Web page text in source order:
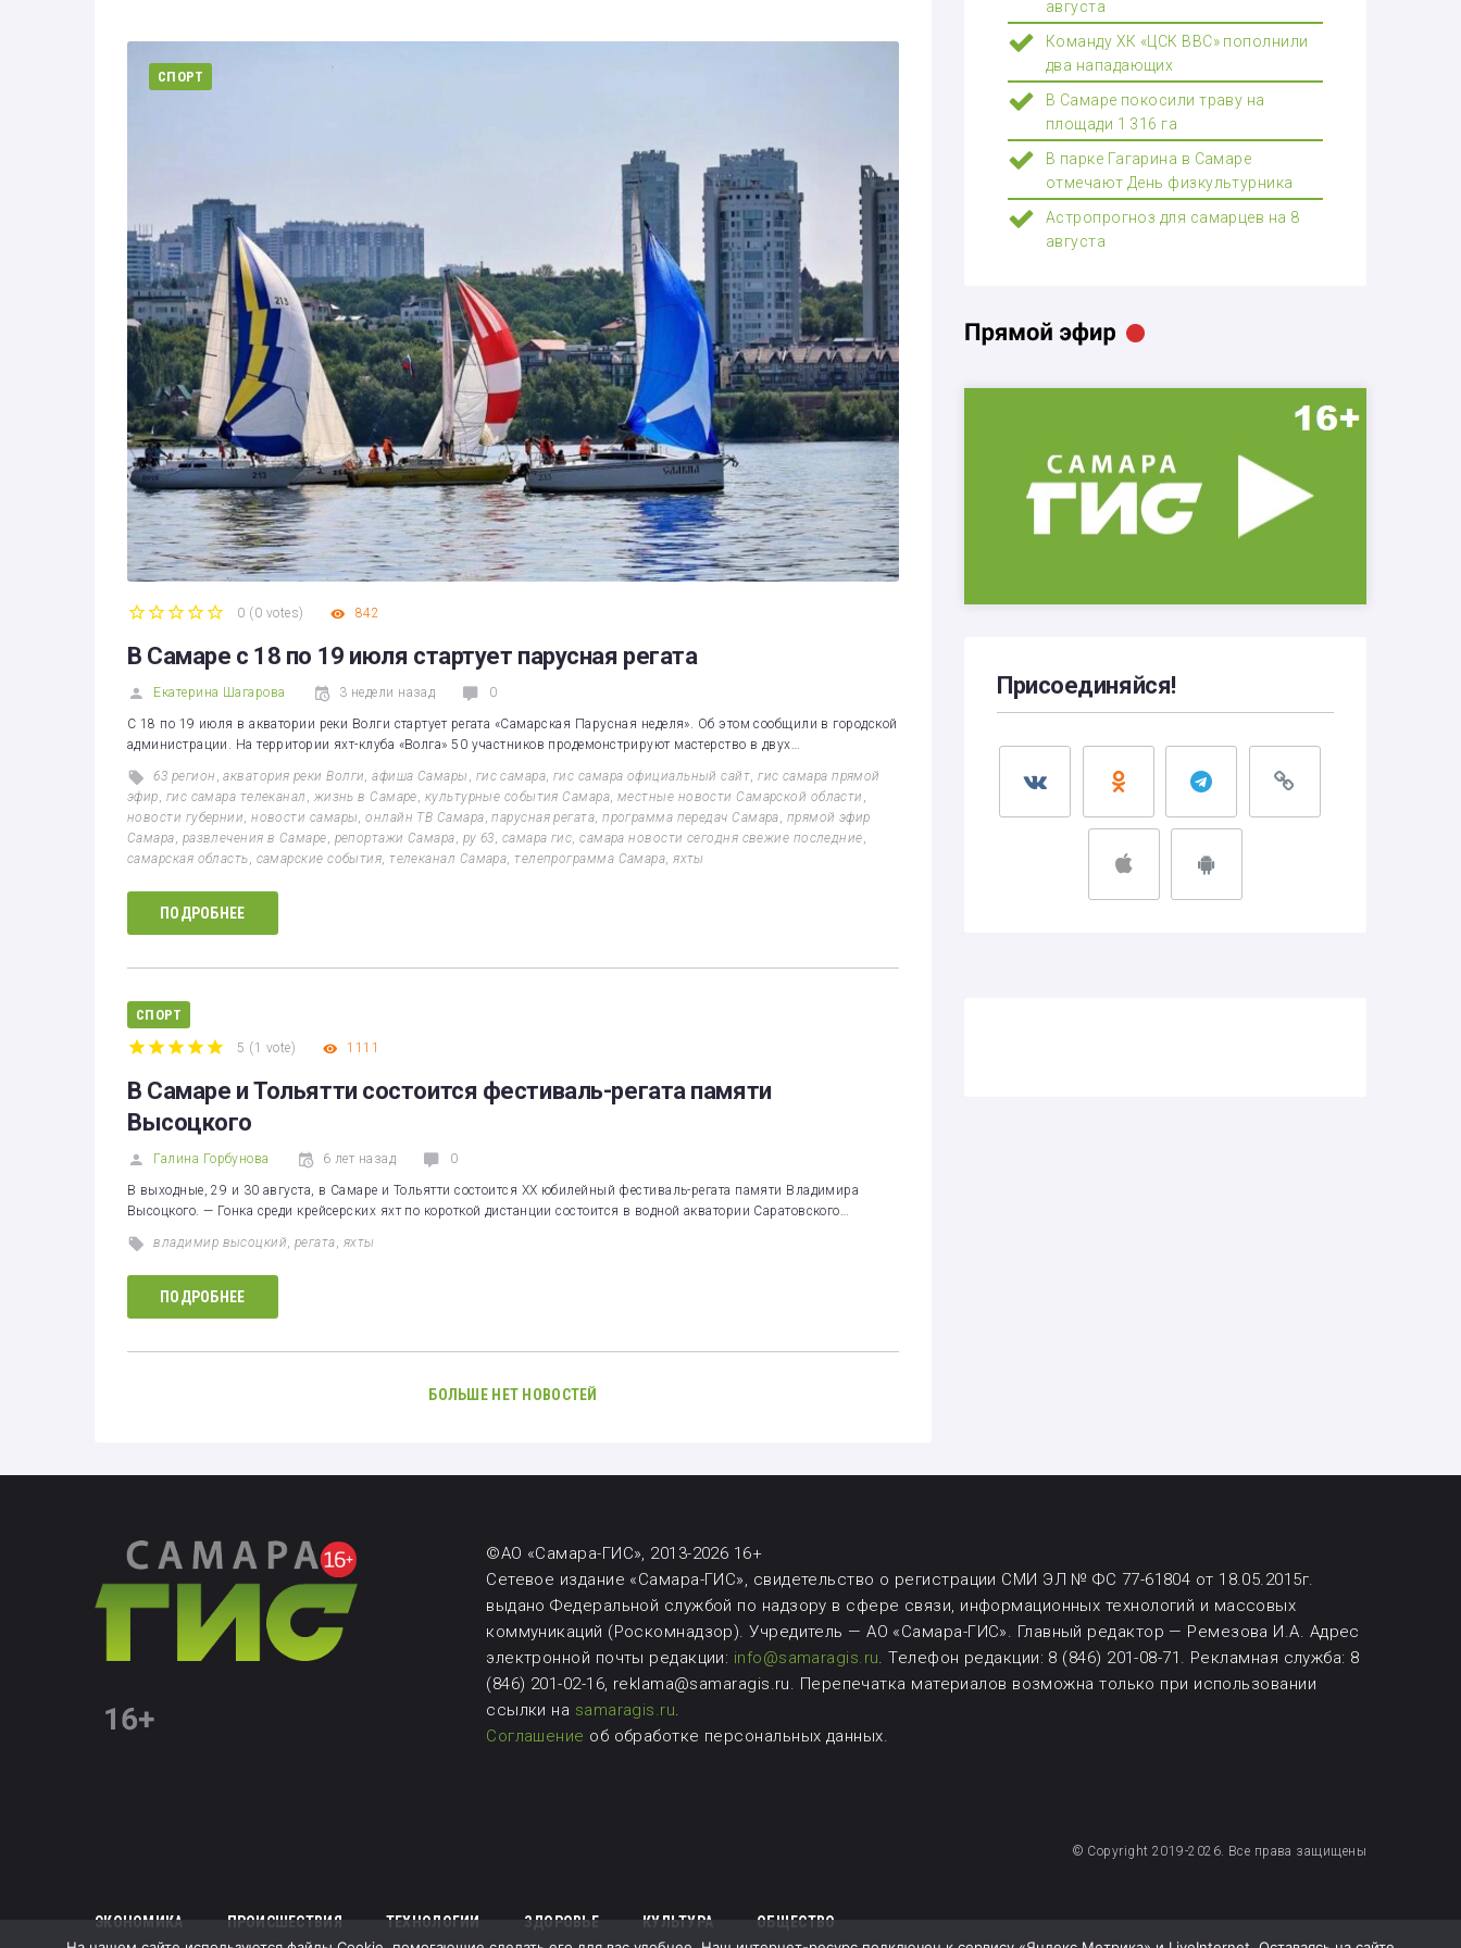
СПОРТ
0 ( 0 votes) 842
В Самаре с 18 по 19 июля стартует парусная регата
Екатерина Шагарова 3 недели назад 0
С 18 по 19 июля в акватории реки Волги стартует регата «Самарская Парусная неделя». Об этом сообщили в городской
администрации. На территории яхт-клуба «Волга» 50 участников продемонстрируют мастерство в двух…
63 регион ,акватория реки Волги,афиша Самары , гис самара,гис самара официальный сайт,гис самара прямой
эфир, гис самара телеканал , жизнь в Самаре, культурные события Самара, местные новости Самарской области ,
новости губернии,новости самары,онлайн ТВ Самара,парусная регата,программа передач Самара, прямой эфир
Самара, развлечения в Самаре, репортажи Самара, ру 63, самара гис,самара новости сегодня свежие последние,
самарская область, самарские события,телеканал Самара,телепрограмма Самара,яхты
ПОДРОБНЕЕ
СПОРТ
5 ( 1 vote) 1111
В Самаре и Тольятти состоится фестиваль-регата памяти
Высоцкого
Галина Горбунова 6 лет назад 0
В выходные, 29 и 30 августа, в Самаре и Тольятти состоится XX юбилейный фестиваль-регата памяти Владимира
Высоцкого. — Гонка среди крейсерских яхт по короткой дистанции состоится в водной акватории Саратовского…
владимир высоцкий,регата, яхты
ПОДРОБНЕЕ
БОЛЬШЕ НЕТ НОВОСТЕЙ
августа
Команду ХК «ЦСК ВВС» пополнили
два нападающих
В Самаре покосили траву на
площади 1 316 га
В парке Гагарина в Самаре
отмечают День физкультурника
Астропрогноз для самарцев на 8
августа
Присоединяйся!
©АО «Самара-ГИС», 2013-2026 16+
Сетевое издание «Самара-ГИС», свидетельство о регистрации СМИ ЭЛ № ФС 77-61804 от 18.05.2015г.
выдано Федеральной службой по надзору в сфере связи, информационных технологий и массовых
коммуникаций (Роскомнадзор). Учредитель — АО «Самара-ГИС». Главный редактор — Ремезова И.А. Адрес
электронной почты редакции: info@samaragis.ru.Телефон редакции: 8 (846) 201-08-71. Рекламная служба: 8
(846) 201-02-16, reklama@samaragis.ru. Перепечатка материалов возможнатолько при использовании
ссылки на samaragis.ru.
Соглашение об обработке персональных данных.
ЭКОНОМИКА ПРОИСШЕСТВИЯ ТЕХНОЛОГИИ ЗДОРОВЬЕ КУЛЬТУРА ОБЩЕСТВО
© Copyright 2019-2026. Все права защищены